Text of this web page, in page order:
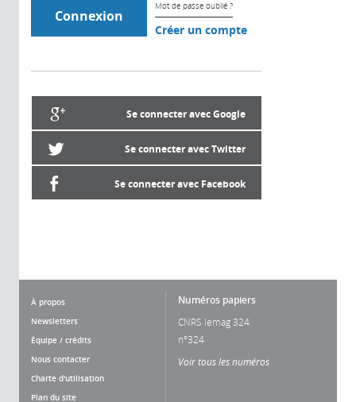
Mot de passe oublié ?
Créer un compte
Se connecter avec Google
Se connecter avec Twitter
Se connecter avec Facebook
À propos
Newsletters
Équipe / crédits
Nous contacter
Charte d'utilisation
Plan du site
Numéros papiers
CNRS lemag 324
n°324
Voir tous les numéros